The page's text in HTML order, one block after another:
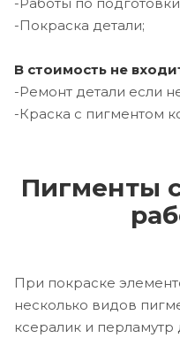
-Работы по
-Покраска детали;
В стоимость не
-Ремонт детали если
-Краска с пигментом
Пигменты
При покраске
несколько видов
ксералик и перламутр